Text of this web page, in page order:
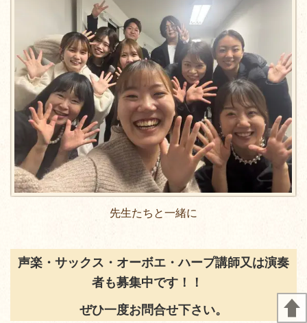
先生たちと一緒に
声楽・サックス・オーボエ・ハープ講師又は演奏
者も募集中です！！
ぜひ一度お問合せ下さい。